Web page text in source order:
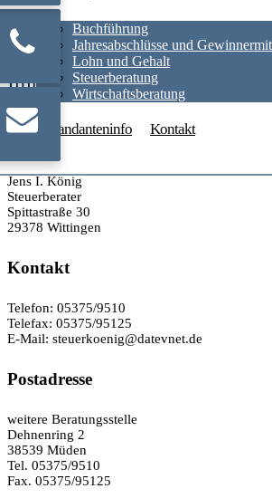
Buchführung
Jahresabschlüsse und
Lohn und Gehalt
Steuerberatung
Wirtschaftsberatung
Mandanteninfo Kontakt
Impressum
Jens I. König
Steuerberater
Spittastraße 30
29378 Wittingen
Kontakt
Telefon: 05375/9510
Telefax: 05375/95125
E-Mail: steuerkoenig@datevnet.de
Postadresse
weitere Beratungsstelle
Dehnenring 2
38539 Müden
Tel. 05375/9510
Fax. 05375/95125